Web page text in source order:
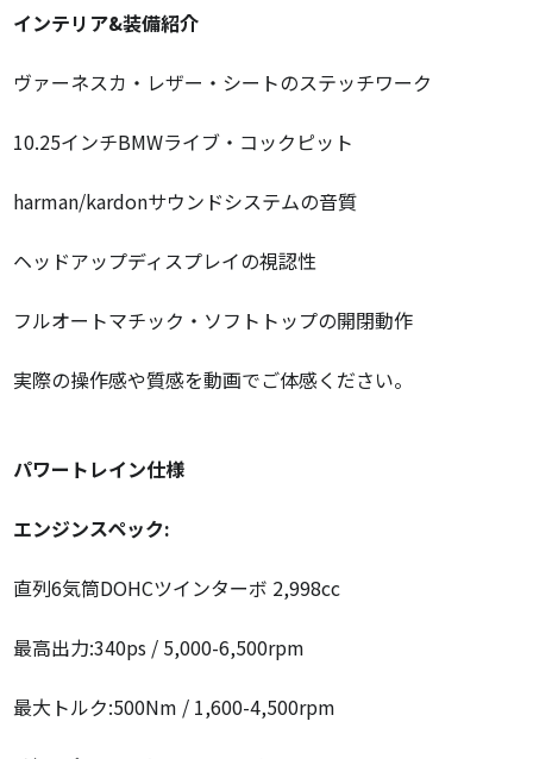
インテリア&装備紹介
ヴァーネスカ・レザー・シートのステッチワーク
10.25インチBMWライブ・コックピット
harman/kardonサウンドシステムの音質
ヘッドアップディスプレイの視認性
フルオートマチック・ソフトトップの開閉動作
実際の操作感や質感を動画でご体感ください。
パワートレイン仕様
エンジンスペック:
直列6気筒DOHCツインターボ 2,998cc
最高出力:340ps / 5,000-6,500rpm
最大トルク:500Nm / 1,600-4,500rpm